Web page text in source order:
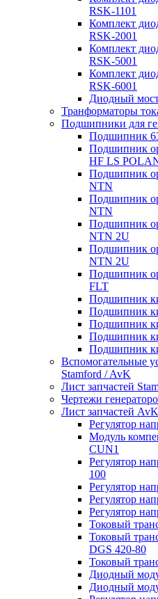
RSK-1101
Комплект
RSK-2001
Комплект
RSK-5001
Комплект
RSK-6001
Диодный
Транформаторы
Подшипники для
Подшипник
Подшипник
HF LS
Подшипник
NTN
Подшипник
NTN
Подшипник
NTN 2U
Подшипник
NTN 2U
Подшипник
FLT
Подшипник
Подшипник
Подшипник
Подшипник
Подшипник
Вспомогательные
Stamford / AvK
Лист запчастей
Чертежи
Лист запчастей AvK
Регулятор
Модуль
CUN1
Регулятор
100
Регулятор
Регулятор
Регулятор
Токовый
Токовый
DGS 420-80
Токовый
Диодный
Диодный